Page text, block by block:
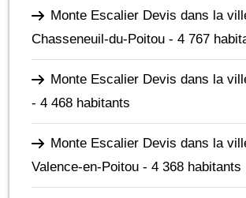
Monte Escalier Devis dans la
Chasseneuil-du-Poitou - 4 767
Monte Escalier Devis dans la
- 4 468 habitants
Monte Escalier Devis dans la
Valence-en-Poitou - 4 368 habitants